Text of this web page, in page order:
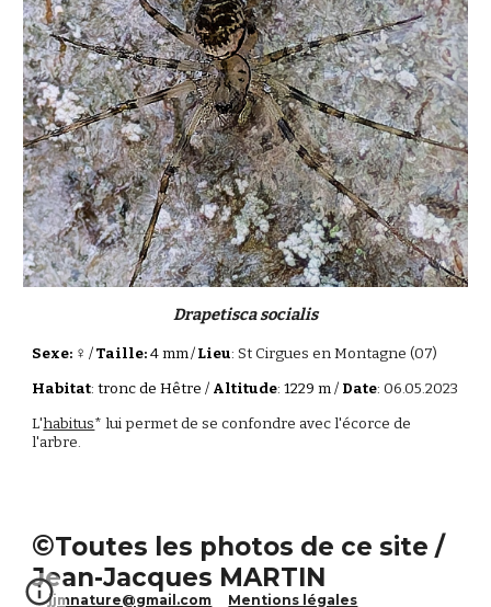
Drapetisca socialis
Sexe: ♀ /Taille:4 mm/Lieu:St Cirgues en Montagne (07)
Habitat: tronc de Hêtre / Altitude: 1229 m / Date:06.05.2023
L'habitus* lui permet de se confondre avec l'écorce de
l'arbre.
©Toutes les photos de ce site /
Jean-Jacques MARTIN
jjmnature@gmail.com Mentions légales